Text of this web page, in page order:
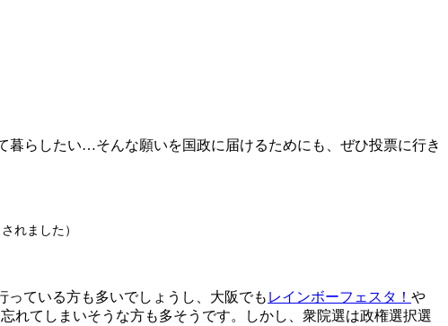
暮らしたい…そんな願いを国政に届けるためにも、ぜひ投票に行き
れました）
っている方も多いでしょうし、大阪でも レインボーフェスタ！ や
れてしまいそうな方も多そうです。しかし、衆院選は政権選択選